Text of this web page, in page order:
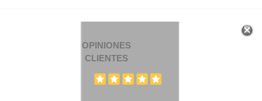
OPINIONES
CLIENTES